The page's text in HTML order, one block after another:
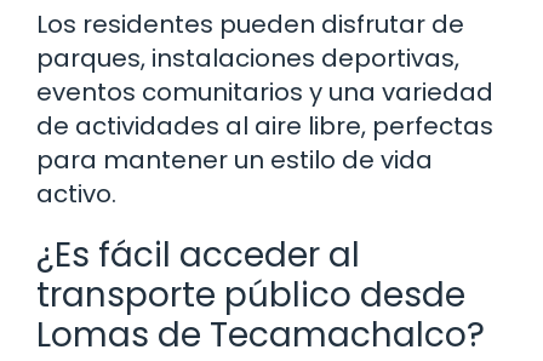
Los residentes pueden disfrutar de
parques, instalaciones deportivas,
eventos comunitarios y una variedad
de actividades al aire libre, perfectas
para mantener un estilo de vida
activo.
¿Es fácil acceder al
transporte público desde
Lomas de Tecamachalco?